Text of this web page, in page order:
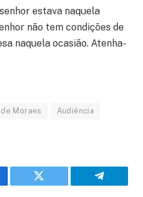
estava naquela
não tem condições de
naquela ocasião. Atenha-
Moraes Audiência
Twitter Telegram